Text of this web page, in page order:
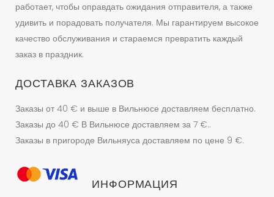
работает, чтобы оправдать ожидания отправителя, а также
удивить и порадовать получателя. Мы гарантируем высокое
качество обслуживания и стараемся превратить каждый
заказ в праздник.
ДОСТАВКА ЗАКАЗОВ
Заказы от 40 € и выше в Вильнюсе доставляем бесплатно.
Заказы до 40 € В Вильнюсе доставляем за 7 €..
Заказы в пригороде Вильняуса доставляем по цене 9 €.
ИНФОРМАЦИЯ